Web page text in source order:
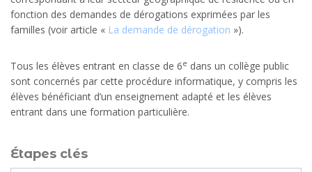
fonction des demandes de dérogations exprimées par les
familles (voir article « La demande de dérogation »).
Tous les élèves entrant en classe de 6e dans un collège public
sont concernés par cette procédure informatique, y compris les
élèves bénéficiant d’un enseignement adapté et les élèves
entrant dans une formation particulière.
Étapes clés